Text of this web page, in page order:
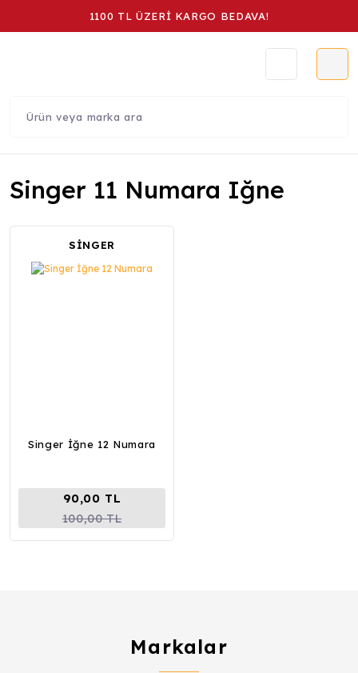
1100 TL ÜZERİ KARGO BEDAVA!
Singer 11 Numara Iğne
SİNGER
Singer İğne 12 Numara
90,00 TL
100,00 TL
Markalar